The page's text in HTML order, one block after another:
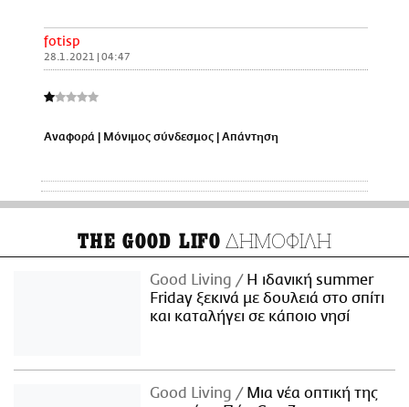
fotisp
28.1.2021 | 04:47
Αναφορά Μόνιμος σύνδεσμος Απάντηση
THE GOOD LIFO ΔΗΜΟΦΙΛΗ
Good Living
Η ιδανική summer
Friday ξεκινά με δουλειά στο σπίτι
και καταλήγει σε κάποιο νησί
Good Living
Μια νέα οπτική της